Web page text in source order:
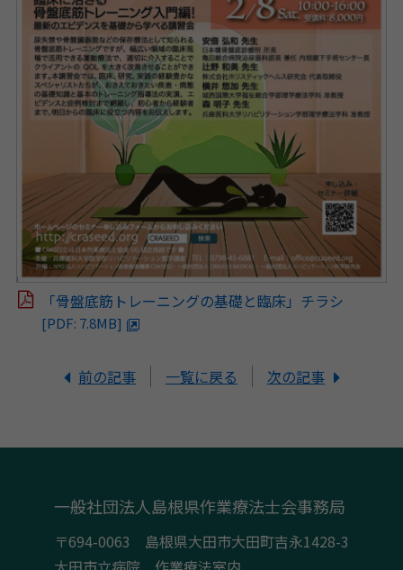
「骨盤底筋トレーニングの基礎と臨床」チラシ
[PDF: 7.8MB]
前の記事 一覧に戻る 次の記事
一般社団法人島根県作業療法士会事務局
〒694-0063 島根県大田市大田町吉永1428-3